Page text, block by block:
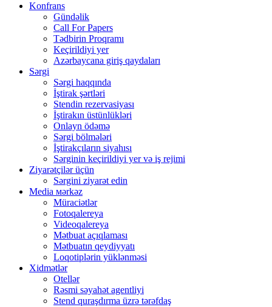
Konfrans
Gündəlik
Call For Papers
Tədbirin Proqramı
Keçirildiyi yer
Azərbaycana giriş qaydaları
Sərgi
Sərgi haqqında
İştirak şərtləri
Stendin rezervasiyası
İştirakın üstünlükləri
Onlayn ödəmə
Sərgi bölmələri
İştirakçıların siyahısı
Sərginin keçirildiyi yer və iş rejimi
Ziyarətçilər üçün
Sərgini ziyarət edin
Media мərkəz
Müraciətlər
Fotoqalereya
Videoqalereya
Mətbuat açıqlaması
Mətbuatın qeydiyyatı
Loqotiplərin yüklənməsi
Xidmətlər
Otellər
Rəsmi səyahət agentliyi
Stend quraşdırma üzrə tərəfdaş